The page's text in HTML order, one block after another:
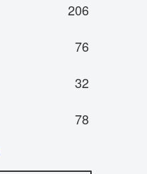
206
76
32
78